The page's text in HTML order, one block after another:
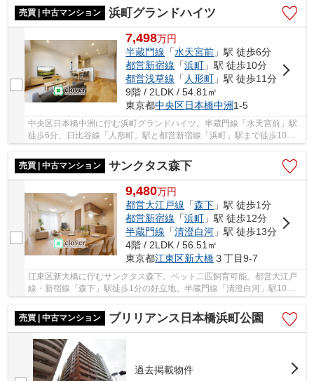
売買 | 中古マンション
浜町グランドハイツ
7,498万円
半蔵門線 「水天宮前 」駅 徒歩6分
都営新宿線 「浜町 」駅 徒歩10分
都営浅草線 「 人形町 」駅 徒歩11分
9階 / 2LDK / 54.81㎡
東京都中央区日本橋中洲1-5
中央区日本橋中洲に佇む浜町グランドハイツ。半蔵門線「水天宮前」駅
徒歩6分、日比谷線「人形町」駅と都営新宿線「浜町」駅まで徒歩10分
の立地です。都心近くながら隅田川沿いに立地し...
売買 | 中古マンション
サンクタス森下
9,480万円
都営大江戸線 「森下 」駅 徒歩1分
都営新宿線 「浜町 」駅 徒歩12分
半蔵門線 「清澄白河 」駅 徒歩13分
4階 / 2LDK / 56.51㎡
東京都江東区新大橋３丁目9-7
江東区新大橋に佇むサンクタス森下。ペット二匹飼育可能。都営大江戸
線・新宿線「森下」駅徒歩1分の好立地。半蔵門線「清澄白河」駅10
分、JR中央線・総武線「両国」駅13分。隅田川や浜...
売買 | 中古マンション
ブリリアンス日本橋浜町公園
過去掲載物件